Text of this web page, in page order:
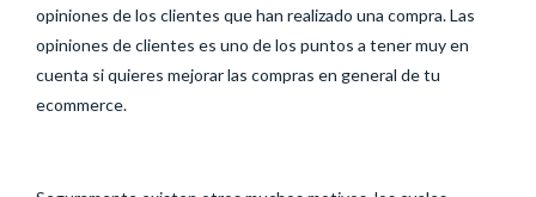
opiniones de los clientes que han realizado una compra. Las
opiniones de clientes es uno de los puntos a tener muy en
cuenta si quieres mejorar las compras en general de tu
ecommerce.